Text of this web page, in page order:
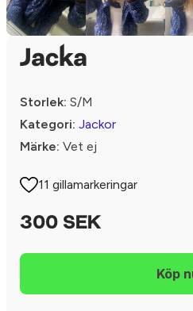
Jacka
Storlek: S/M
Kategori: Jackor
Märke: Vet ej
11 gillamarkeringar
300 SEK